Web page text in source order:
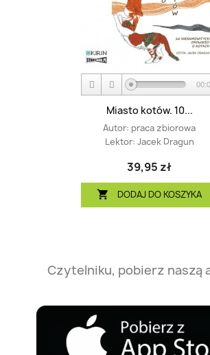
Miasto kotów. 10...
Autor: praca zbiorowa
Lektor: Jacek Dragun
39,95 zł
 DODAJ DO KOSZYKA
Czytelniku, pobierz naszą